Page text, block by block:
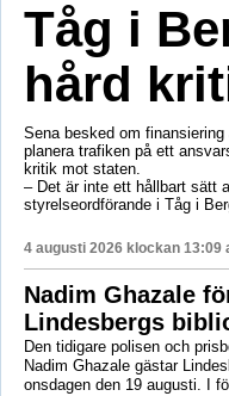
Tåg i
hård
Sena besked om
planera trafiken på ett
kritik mot staten.
– Det är inte ett hållbart sätt
styrelseordförande i Tåg i
4 augusti 2026 klockan 13:09
Nadim Ghazale
Lindesbergs
Den tidigare polisen och
Nadim Ghazale gästar
onsdagen den 19 augusti. I